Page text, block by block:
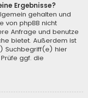
Ergebnisse?
gehalten und
von phpBB nicht
Anfrage und benutze
bietet. Außerdem ist
Suchbegriff(e) hier
ggf. die